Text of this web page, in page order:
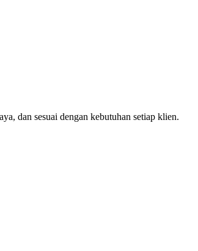
dan sesuai dengan kebutuhan setiap klien.